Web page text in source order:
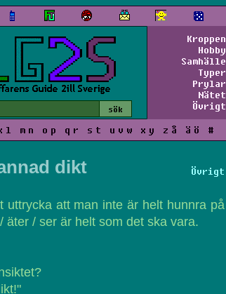
Kroppen
Hobby
Samhälle
Typer
Prylar
Nätet
Övrigt
l m n o p q r s t u v w x y z å ä ö #
Övrigt
dikt
uttrycka att man inte är helt hunnra på
äter / ser är helt som det ska vara.